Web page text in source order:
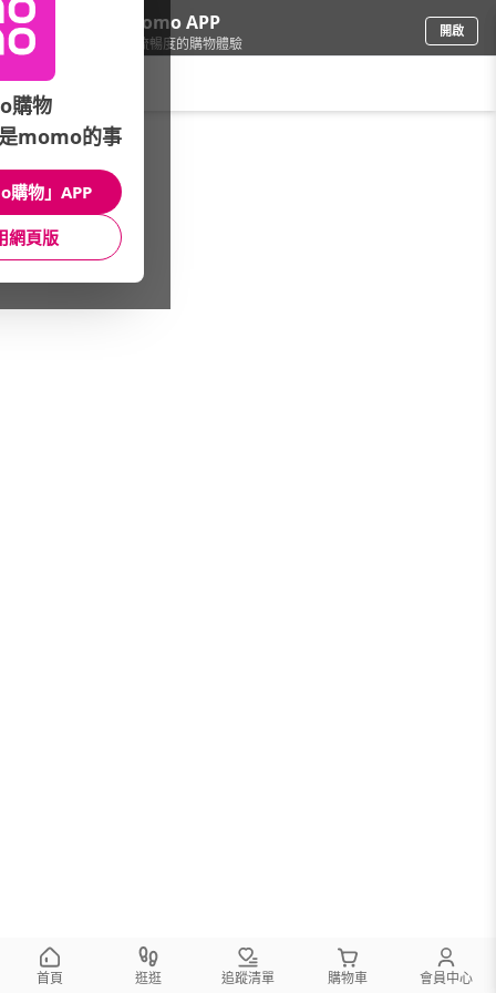
下載momo APP
給你3倍流暢度的購物體驗
開啟
家具收納/層架/熱銷層架品牌
館長推薦 月銷量
首頁 逛逛 追蹤清單 購物車 會員中心
購物
momo的事
購物」APP
網頁版